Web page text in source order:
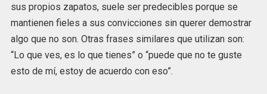
sus propios zapatos, suele ser predecibles porque se
mantienen fieles a sus convicciones sin querer demostrar
algo que no son. Otras frases similares que utilizan son:
“Lo que ves, es lo que tienes” o “puede que no te guste
esto de mí, estoy de acuerdo con eso”.